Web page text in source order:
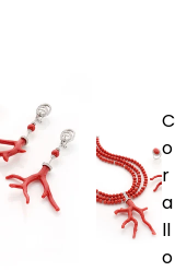
C
o
r
a
ll
o